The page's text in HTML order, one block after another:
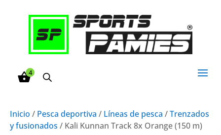
4
Inicio / Pesca deportiva / Líneas de pesca /Trenzados
y fusionados / Kali Kunnan Track 8x Orange (150 m)